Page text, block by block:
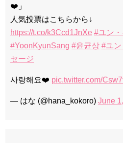
❤️」
人気投票はこちらから↓
https://t.co/k3Ccd1JnXe #ユン
#YoonKyunSang #윤균상 #ユン
セージ
사랑해요❤️ pic.twitter.com/
— はな (@hana_kokoro) June